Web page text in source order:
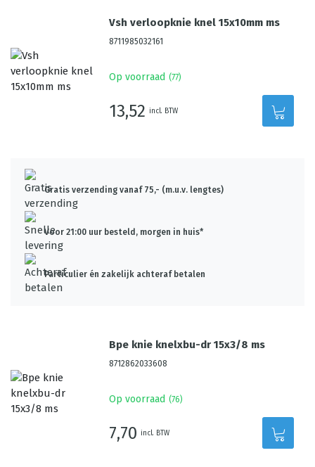
Vsh verloopknie knel 15x10mm ms
8711985032161
Op voorraad (77)
13,52 incl. BTW
Gratis verzending vanaf 75,- (m.u.v. lengtes)
Voor 21:00 uur besteld, morgen in huis*
Particulier én zakelijk achteraf betalen
Bpe knie knelxbu-dr 15x3/8 ms
8712862033608
Op voorraad (76)
7,70 incl. BTW